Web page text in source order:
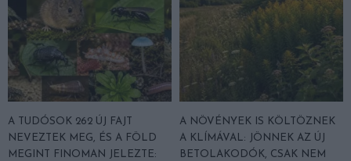
A TUDÓSOK 262 ÚJ FAJT
NEVEZTEK MEG, ÉS A FÖLD
MEGINT FINOMAN JELEZTE:
A NÖVÉNYEK IS KÖLTÖZNEK
A KLÍMÁVAL: JÖNNEK AZ ÚJ
BETOLAKODÓK, CSAK NEM